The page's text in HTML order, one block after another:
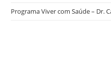
Programa Viver com Saúde – Dr.